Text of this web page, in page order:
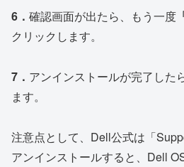
6． 確認画面が出たら、もう一度
クリックします。
7． アンインストールが完了した
ます。
注意点として、Dell公式は「
アンインストールすると、Dell